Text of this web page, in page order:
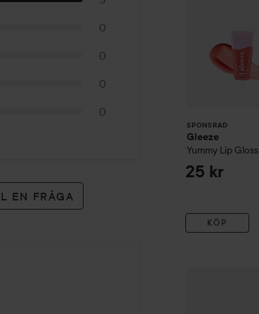
0
0
0
0
EN FRÅGA
SPONSRAD
Gleeze
Yummy Lip Gloss
25 kr
KÖP